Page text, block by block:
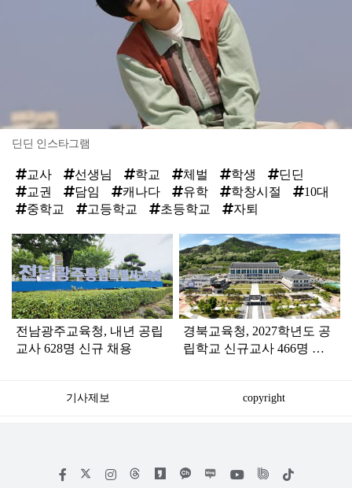
딘딘 인스타그램
교사 선생님 학교 체벌 학생
딘딘
교권
담임 캐나다 유학 학창시절
10대
중학교
고등학교 초등학교 자퇴
탑
라
인
전남광주교육청, 내년 공립
교사 628명 신규 채용
경북교육청, 2027학년도 공
립학교 신규교사 466명 선
기사제보 copyright
페
인
위
틱